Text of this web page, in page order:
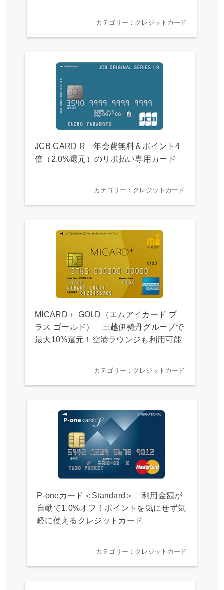
カテゴリー：クレジットカード
JCB CARD R 年会費無料＆ポイント4
倍（2.0%還元）のリボ払い専用カード
カテゴリー：クレジットカード
MICARD＋ GOLD（エムアイカード プ
ラス ゴールド） 三越伊勢丹グループで
最大10%還元！空港ラウンジも利用可能
カテゴリー：クレジットカード
P-oneカード＜Standard＞ 利用金額が
自動で1.0%オフ！ポイントを気にせず気
軽に使えるクレジットカード
カテゴリー：クレジットカード